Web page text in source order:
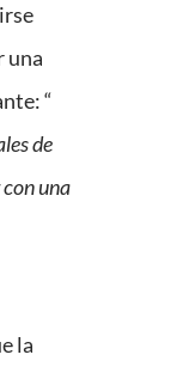
una
“
de
una
la